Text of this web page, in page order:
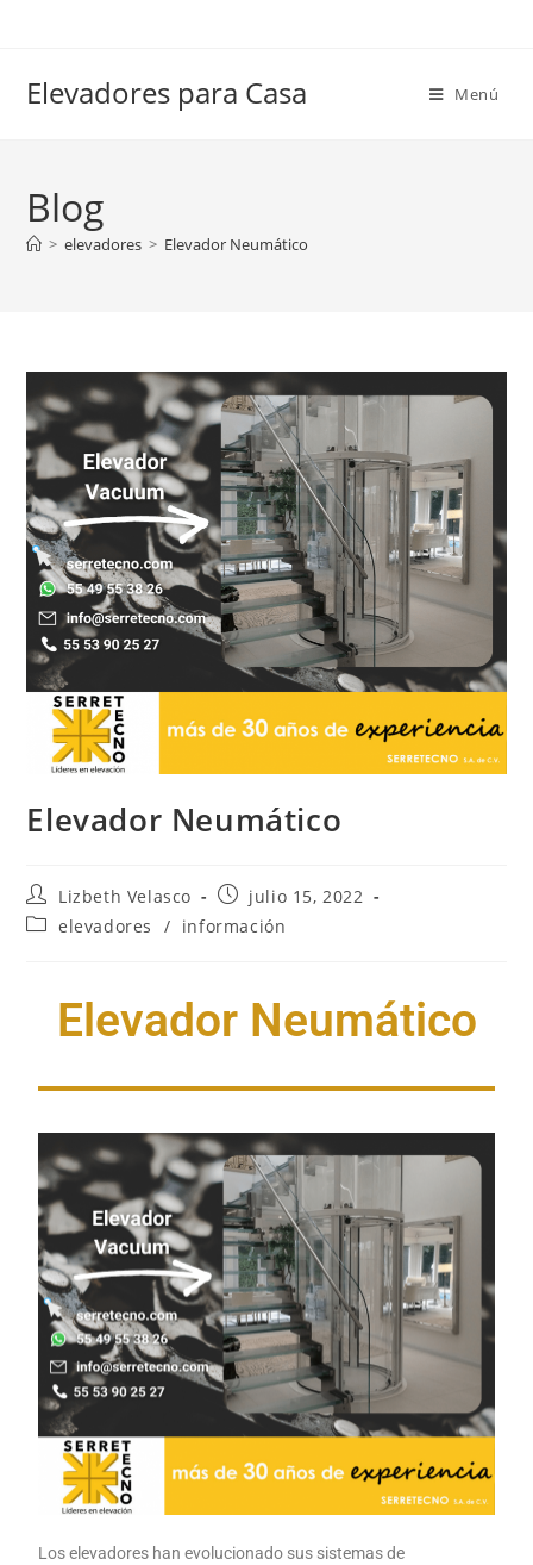
Elevadores para Casa Menú
Blog
> elevadores > Elevador Neumático
Elevador Neumático
Lizbeth Velasco
julio 15, 2022
elevadores
/ información
Elevador Neumático
Los elevadores han evolucionado sus sistemas de